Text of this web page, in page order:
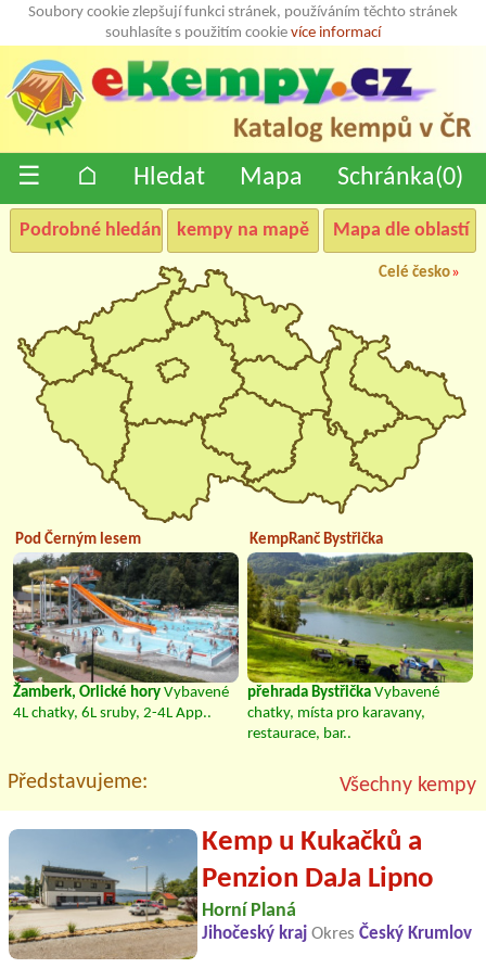
Soubory cookie zlepšují funkci stránek, používáním těchto stránek
souhlasíte s použitím cookie více informací
☰ ⌂ Hledat Mapa Schránka(0)
Podrobné hledání kempy na mapě Mapa dle oblastí
Celé česko»
Pod Černým lesem
Žamberk, Orlické hory Vybavené
4L chatky, 6L sruby, 2-4L App..
KempRanč Bystřička
přehrada Bystřička Vybavené
chatky, místa pro karavany,
restaurace, bar..
Představujeme: Všechny kempy
Kemp u Kukačků a
Penzion DaJa Lipno
Horní Planá
Jihočeský kraj Okres Český Krumlov